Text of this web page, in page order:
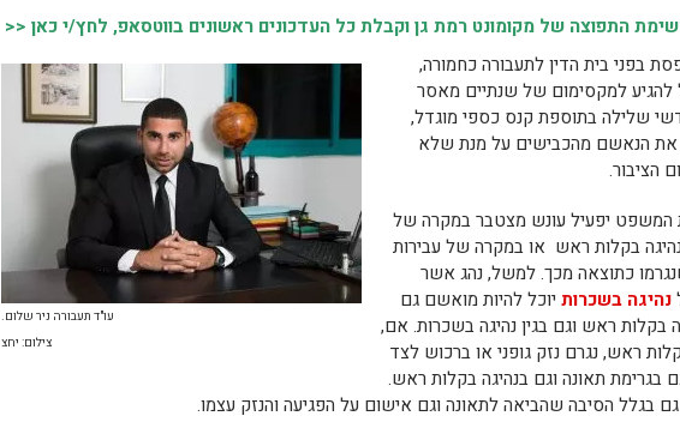
התפוצה של מקומונט רמת גן וקבלת כל העדכונים ראשונים בווטסאפ, לחץ/י כאן <<
עו"ד תעבורה ניר שלום.
צילום: יחצ
בפני בית הדין לתעבורה כחמורה,
להגיע למקסימום של שנתיים מאסר
ועד ל- 3 חודשי שלילה בתוספת קנס כספי מוגדל,
את הנאשם מהכבישים על מנת שלא
הציבור.
המשפט יפעיל עונש מצטבר במקרה של
בקלות ראש או במקרה של עבירות
כתוצאה מכך. למשל, נהג אשר
נהיגה בשכרות יוכל להיות מואשם גם
בקלות ראש וגם בגין נהיגה בשכרות. אם,
ראש, נגרם נזק גופני או ברכוש לצד
בגרימת תאונה וגם בנהיגה בקלות ראש.
בגלל הסיבה שהביאה לתאונה וגם אישום על הפגיעה והנזק עצמו.